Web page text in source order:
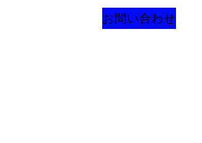
お問い合わせ